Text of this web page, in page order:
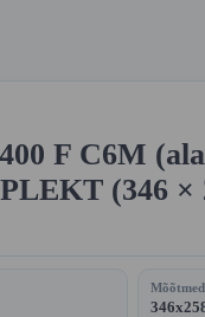
F C6M
(346 ×